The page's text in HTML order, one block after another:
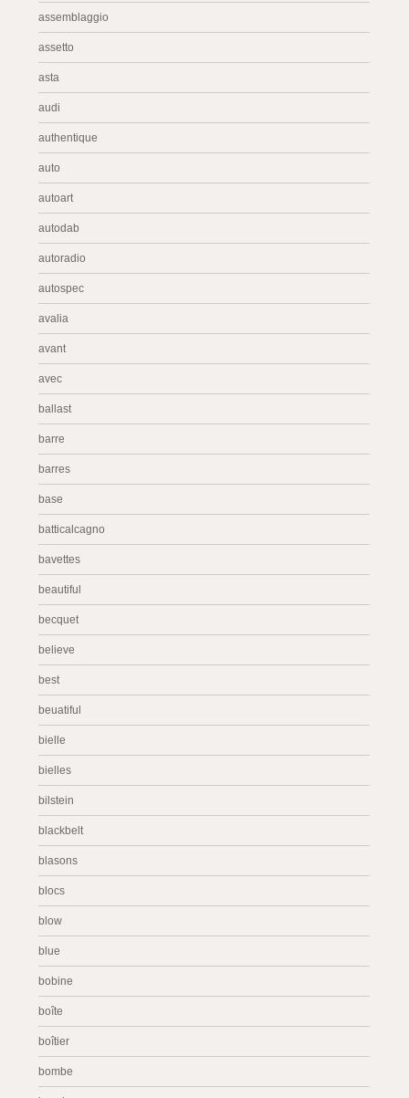
assemblaggio
assetto
asta
audi
authentique
auto
autoart
autodab
autoradio
autospec
avalia
avant
avec
ballast
barre
barres
base
batticalcagno
bavettes
beautiful
becquet
believe
best
beuatiful
bielle
bielles
bilstein
blackbelt
blasons
blocs
blow
blue
bobine
boîte
boîtier
bombe